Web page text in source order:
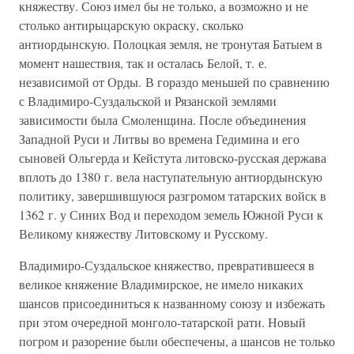
княжеству. Союз имел бы не только, а возможно и не
столько антирыцарскую окраску, сколько
антиордынскую. Полоцкая земля, не тронутая Батыем в
момент нашествия, так и осталась Белой, т. е.
независимой от Орды. В гораздо меньшей по сравнению
с Владимиро-Суздальской и Рязанской землями
зависимости была Смоленщина. После объединения
Западной Руси и Литвы во времена Гедимина и его
сыновей Ольгерда и Кейстута литовско-русская держава
вплоть до 1380 г. вела наступательную антиордынскую
политику, завершившуюся разгромом татарских войск в
1362 г. у Синих Вод и переходом земель Южной Руси к
Великому княжеству Литовскому и Русскому.
Владимиро-Суздальское княжество, превратившееся в
великое княжение Владимирское, не имело никаких
шансов присоединиться к названному союзу и избежать
при этом очередной монголо-татарской рати. Новый
погром и разорение были обеспечены, а шансов не только